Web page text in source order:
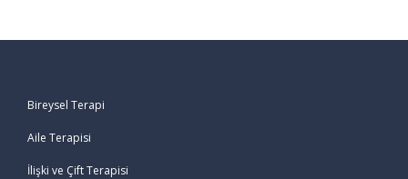
Bireysel Terapi
Aile Terapisi
İlişki ve Çift Terapisi